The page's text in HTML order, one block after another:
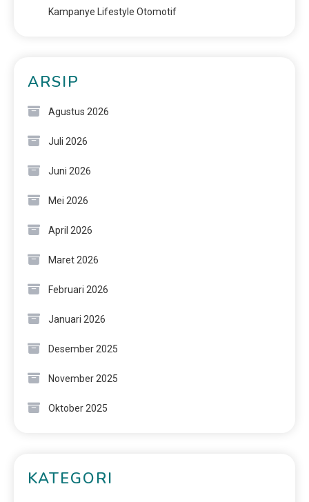
Kampanye Lifestyle Otomotif
ARSIP
Agustus 2026
Juli 2026
Juni 2026
Mei 2026
April 2026
Maret 2026
Februari 2026
Januari 2026
Desember 2025
November 2025
Oktober 2025
KATEGORI